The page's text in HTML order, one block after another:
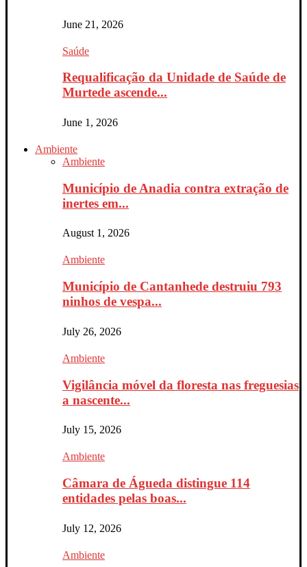
June 21, 2026
Saúde
Requalificação da Unidade de Saúde de
Murtede ascende...
June 1, 2026
Ambiente
Ambiente
Município de Anadia contra extração de
inertes em...
August 1, 2026
Ambiente
Município de Cantanhede destruiu 793
ninhos de vespa...
July 26, 2026
Ambiente
Vigilância móvel da floresta nas freguesias
a nascente...
July 15, 2026
Ambiente
Câmara de Águeda distingue 114
entidades pelas boas...
July 12, 2026
Ambiente